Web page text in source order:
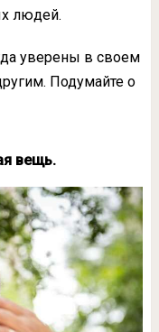
людей.
уверены в своем
Подумайте о
вещь.